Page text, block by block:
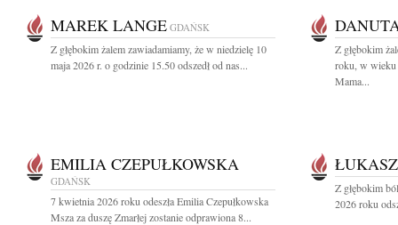
MAREK LANGE GDAŃSK
Z głębokim żalem zawiadamiamy, że w niedzielę 10
maja 2026 r. o godzinie 15.50 odszedł od nas...
Z głębokim
roku, w wieku
Mama...
EMILIA CZEPUŁKOWSKA
GDAŃSK
7 kwietnia 2026 roku odeszła Emilia Czepułkowska
Msza za duszę Zmarłej zostanie odprawiona 8...
Z głębokim
2026 roku